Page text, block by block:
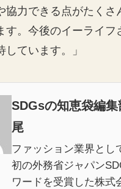
協力できる点がたくさ
す。今後のイーライフ
しています。」
SDGsの知恵袋編集
尾
ファッション業界とし
初の外務省ジャパン
ワードを受賞した株式